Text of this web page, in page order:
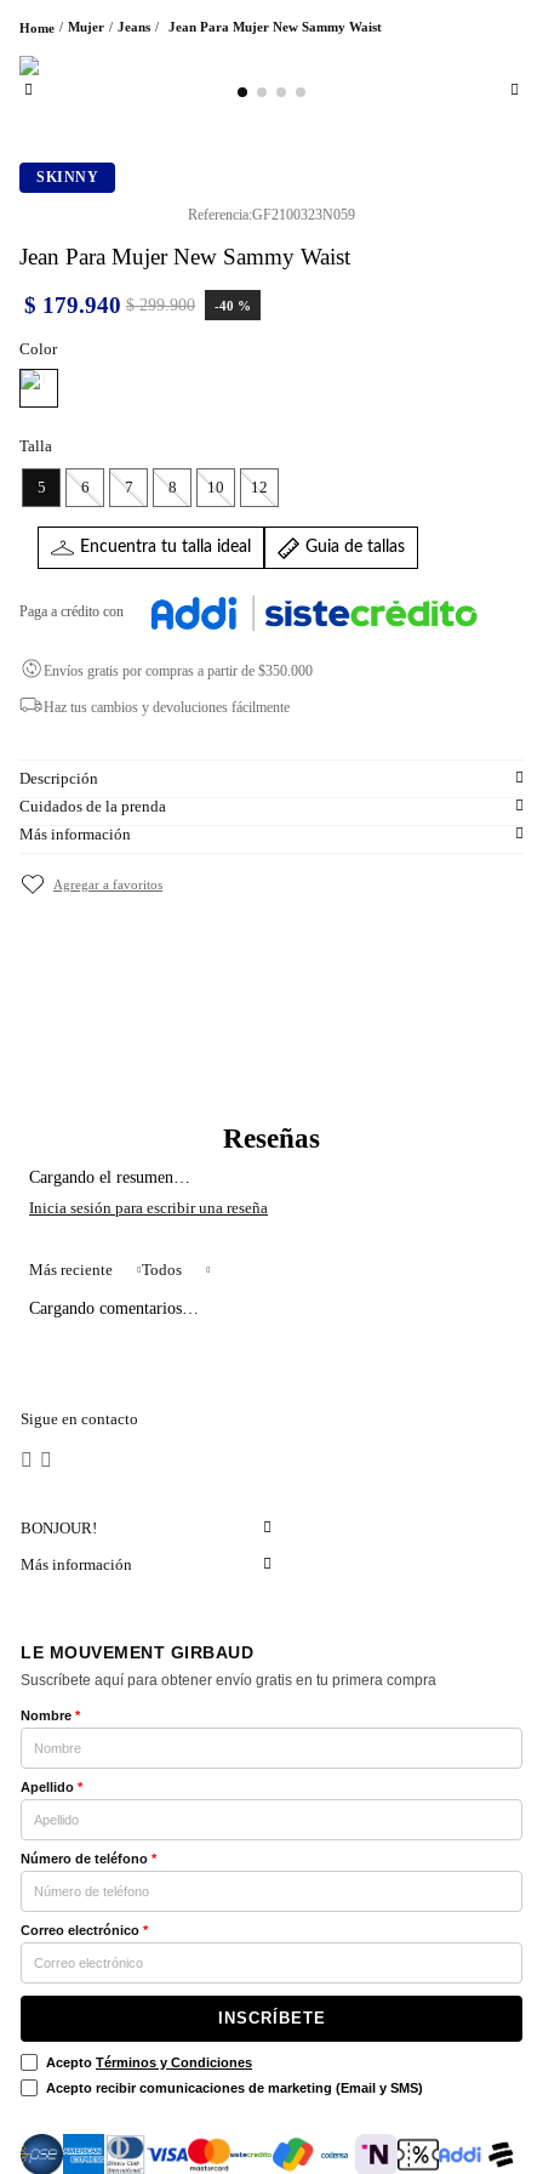
Mujer Jeans Jean Para Mujer New Sammy Waist
SKINNY
Referencia:GF2100323N059
Jean Para Mujer New Sammy Waist
$ 299.900
$ 179.940 -40 %
Color
Talla
5 6 7 8 10 12
Encuentra tu talla ideal Guia de tallas
Paga a crédito con
Envíos gratis por compras a partir de $350.000
Haz tus cambios y devoluciones fácilmente
Descripción
Cuidados de la prenda
Más información
Cargando el resumen…
Más reciente Todos
Cargando comentarios…
Sigue en contacto
BONJOUR!
Más información
LE MOUVEMENT GIRBAUD
Suscríbete aquí para obtener envío gratis en tu primera compra
Nombre *
Apellido *
Número de teléfono *
Correo electrónico *
INSCRÍBETE
Acepto Términos y Condiciones
Acepto recibir comunicaciones de marketing (Email y SMS)